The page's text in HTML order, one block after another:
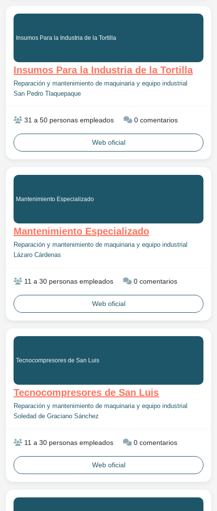
Insumos Para la Industria de la Tortilla
Insumos Para la Industria de la Tortilla
Reparación y mantenimiento de maquinaria y equipo industrial
San Pedro Tlaquepaque
31 a 50 personas empleados 0 comentarios
Web oficial
Mantenimiento Especializado
Mantenimiento Especializado
Reparación y mantenimiento de maquinaria y equipo industrial
Lázaro Cárdenas
11 a 30 personas empleados 0 comentarios
Web oficial
Tecnocompresores de San Luis
Tecnocompresores de San Luis
Reparación y mantenimiento de maquinaria y equipo industrial
Soledad de Graciano Sánchez
11 a 30 personas empleados 0 comentarios
Web oficial